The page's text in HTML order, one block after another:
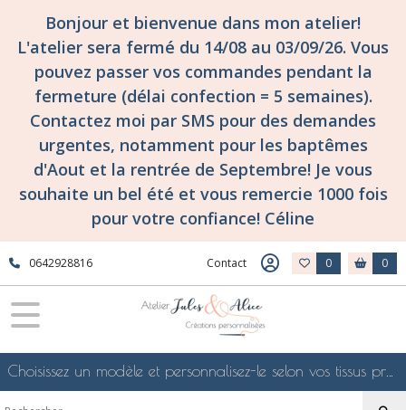
Bonjour et bienvenue dans mon atelier!
L'atelier sera fermé du 14/08 au 03/09/26. Vous
pouvez passer vos commandes pendant la
fermeture (délai confection = 5 semaines).
Contactez moi par SMS pour des demandes
urgentes, notamment pour les baptêmes
d'Aout et la rentrée de Septembre! Je vous
souhaite un bel été et vous remercie 1000 fois
pour votre confiance! Céline
0642928816 Contact 0 0
Choisissez un modèle et personnalisez-le selon vos tissus préférés de mes collections en ligne, je le confectionnerai selon vos souhaits